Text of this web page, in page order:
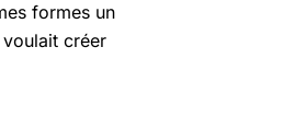
formes un
créer